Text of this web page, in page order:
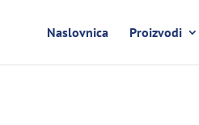
Naslovnica Proizvodi